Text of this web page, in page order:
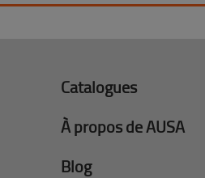
Catalogues
À propos de AUSA
Blog